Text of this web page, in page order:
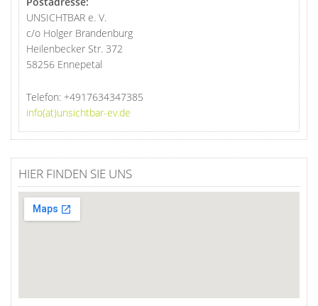
UNSICHTBAR e. V.
c/o Holger Brandenburg
Heilenbecker Str. 372
58256 Ennepetal
Telefon: +4917634347385
info(at)unsichtbar-ev.de
HIER FINDEN SIE UNS